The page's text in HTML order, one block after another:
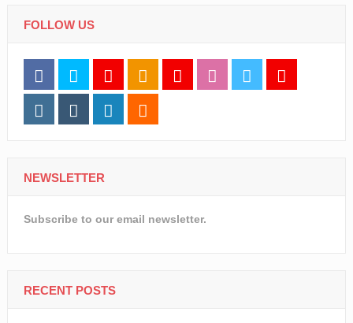
FOLLOW US
NEWSLETTER
Subscribe to our email newsletter.
RECENT POSTS